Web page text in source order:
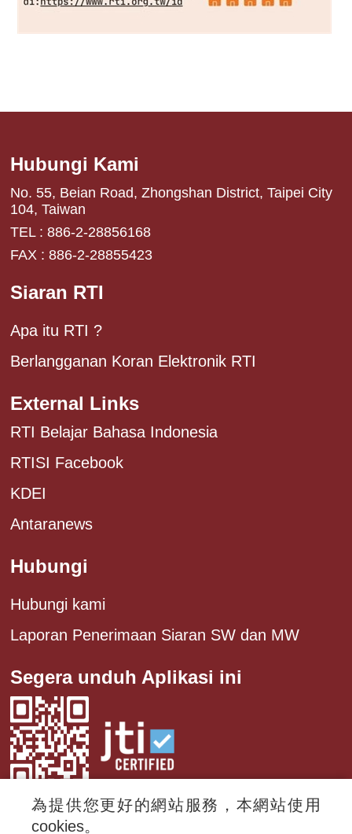
Hubungi Kami
No. 55, Beian Road, Zhongshan District, Taipei City
104, Taiwan
TEL : 886-2-28856168
FAX : 886-2-28855423
Siaran RTI
Apa itu RTI ?
Berlangganan Koran Elektronik RTI
External Links
RTI Belajar Bahasa Indonesia
RTISI Facebook
KDEI
Antaranews
Hubungi
Hubungi kami
Laporan Penerimaan Siaran SW dan MW
Segera unduh Aplikasi ini
為提供您更好的網站服務，本網站使用
cookies。